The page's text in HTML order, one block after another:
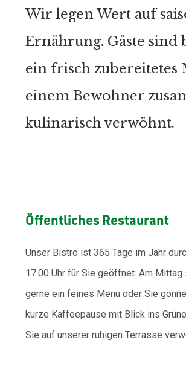
Wir legen Wert auf
Ernährung. Gäste
ein frisch zubereitetes
einem Bewohner
kulinarisch verwöhnt.
Öffentliches Restaurant
Unser Bistro ist 365 Tage im Jahr
17.00 Uhr für Sie geöffnet. Am Mittag
gerne ein feines Menü oder Sie
kurze Kaffeepause mit Blick ins
Sie auf unserer ruhigen Terrasse